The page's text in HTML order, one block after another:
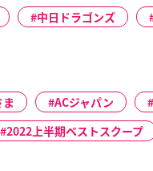
中日ドラゴンズ
ACジャパン
2022上半期ベストスクープ